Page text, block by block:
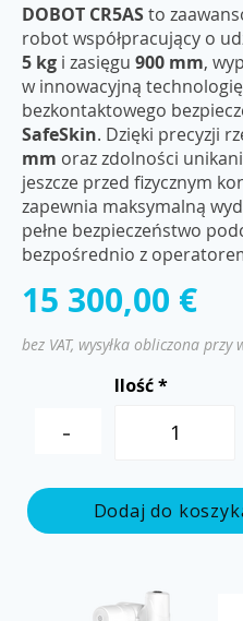
DOBOT CR5ASto
robot współpracujący o
5 kg i zasięgu 900 mm,
w innowacyjną technologię
bezkontaktowego
SafeSkin. Dzięki precyzji
mm oraz zdolności
jeszcze przed fizycznym
zapewnia maksymalną
pełne bezpieczeństwo
bezpośrednio z
15 300,00 €
bez VAT, wysyłka obliczona przy
-
Ilość
Dodaj do